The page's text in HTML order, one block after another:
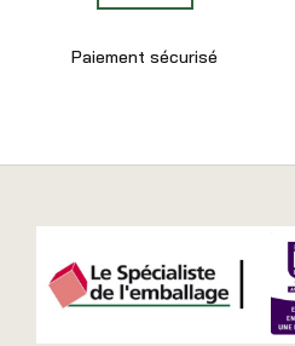
Paiement sécurisé